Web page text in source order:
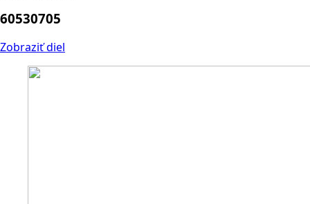
60530705
Zobraziť diel